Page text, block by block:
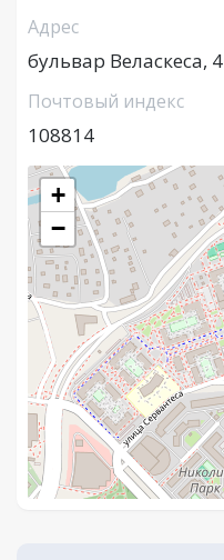
Адрес
бульвар Веласкеса, 4
Почтовый индекс
108814
+
−